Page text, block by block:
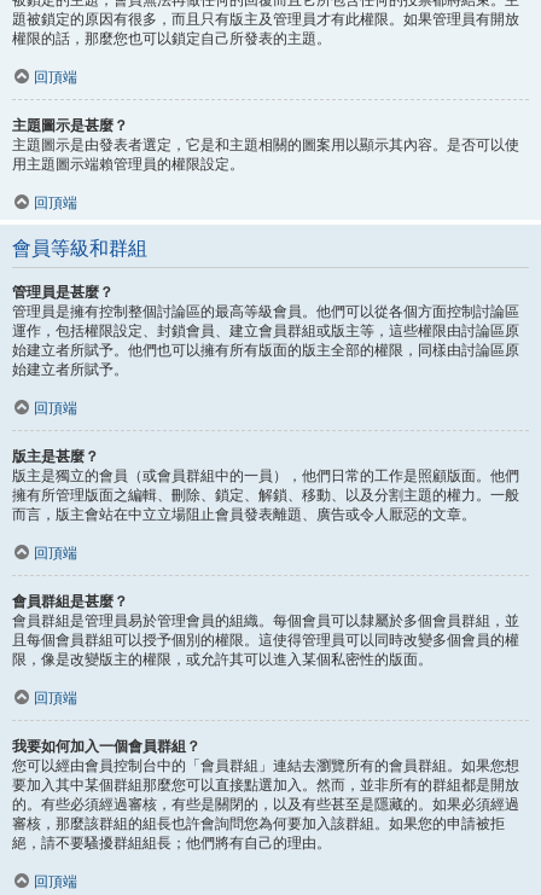
題被鎖定的原因有很多，而且只有版主及管理員才有此權限。如果管理員有開放
權限的話，那麼您也可以鎖定自己所發表的主題。
回頂端
主題圖示是甚麼？
主題圖示是由發表者選定，它是和主題相關的圖案用以顯示其內容。是否可以使
用主題圖示端賴管理員的權限設定。
回頂端
會員等級和群組
管理員是甚麼？
管理員是擁有控制整個討論區的最高等級會員。他們可以從各個方面控制討論區
運作，包括權限設定、封鎖會員、建立會員群組或版主等，這些權限由討論區原
始建立者所賦予。他們也可以擁有所有版面的版主全部的權限，同樣由討論區原
始建立者所賦予。
回頂端
版主是甚麼？
版主是獨立的會員（或會員群組中的一員），他們日常的工作是照顧版面。他們
擁有所管理版面之編輯、刪除、鎖定、解鎖、移動、以及分割主題的權力。一般
而言，版主會站在中立立場阻止會員發表離題、廣告或令人厭惡的文章。
回頂端
會員群組是甚麼？
會員群組是管理員易於管理會員的組織。每個會員可以隸屬於多個會員群組，並
且每個會員群組可以授予個別的權限。這使得管理員可以同時改變多個會員的權
限，像是改變版主的權限，或允許其可以進入某個私密性的版面。
回頂端
我要如何加入一個會員群組？
您可以經由會員控制台中的「會員群組」連結去瀏覽所有的會員群組。如果您想
要加入其中某個群組那麼您可以直接點選加入。然而，並非所有的群組都是開放
的。有些必須經過審核，有些是關閉的，以及有些甚至是隱藏的。如果必須經過
審核，那麼該群組的組長也許會詢問您為何要加入該群組。如果您的申請被拒
絕，請不要騷擾群組組長；他們將有自己的理由。
回頂端